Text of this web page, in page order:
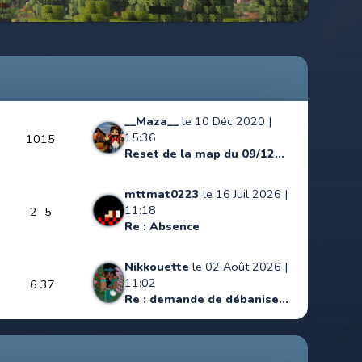
1015
__Maza__le 10 Déc 2020 |
15:36
Reset de la map du 09/12...
2 5
mttmat0223 le 16 Juil 2026 |
11:18
Re : Absence
6 37
Nikkouette le 02 Août 2026 |
11:02
Re : demande de débanise...